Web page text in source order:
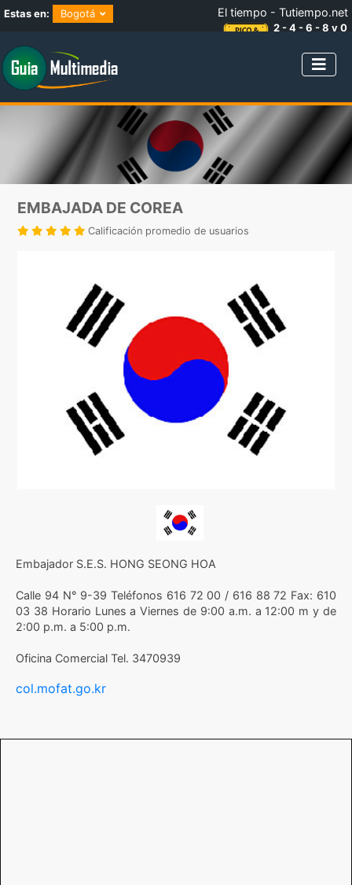
Estas en: Bogotá El tiempo - Tutiempo.net
2 - 4 - 6 - 8 y 0
EMBAJADA DE COREA
Calificación promedio de usuarios
Embajador S.E.S. HONG SEONG HOA
Calle 94 N° 9-39 Teléfonos 616 72 00 / 616 88 72 Fax: 610
03 38 Horario Lunes a Viernes de 9:00 a.m. a 12:00 m y de
2:00 p.m. a 5:00 p.m.
Oficina Comercial Tel. 3470939
col.mofat.go.kr